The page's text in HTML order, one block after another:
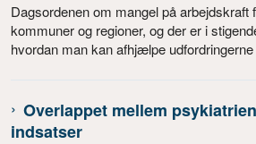
Dagsordenen om mangel på arbejdskraft
kommuner og regioner, og der er i
hvordan man kan afhjælpe
Overlappet mellem
indsatser